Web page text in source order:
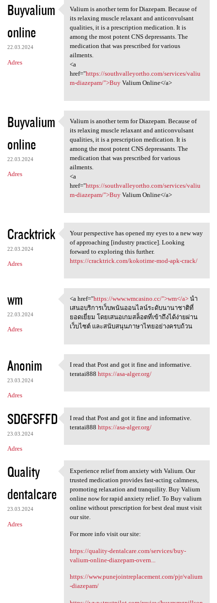
a
z
e
Buyvalium
online
22.03.2024
Adres
Valium is another term for
Valium is another term for Diazepam. Because of
its relaxing muscle relaxant and anticonvulsant
qualities, it is a prescription medication. It is
among the most potent CNS depressants. The
medication that was prescribed for various
ailments.
<a
href="https://southvalleyortho.com/services/valiu
m-diazepam/">BuyValium Online</a>
Buyvalium
online
22.03.2024
Adres
Valium is another term for
Valium is another term for Diazepam. Because of
its relaxing muscle relaxant and anticonvulsant
qualities, it is a prescription medication. It is
among the most potent CNS depressants. The
medication that was prescribed for various
ailments.
<a
href="https://southvalleyortho.com/services/valiu
m-diazepam/">BuyValium Online</a>
Cracktrick
22.03.2024
Adres
Your perspective has opened
Your perspective has opened my eyes to a new way
of approaching [industry practice]. Looking
forward to exploring this further.
https://cracktrick.com/kokotime-mod-apk-crack/
wm
22.03.2024
Adres
<a href="https://www.wmcasino
<a href="https://www.wmcasino.cc/">wm</a>นำ
เสนอบริการเว็บพนันออนไลน์ระดับนานาชาติที่
ยอดเยี่ยม โดยเสนอเกมสล็อตที่เข้าถึงได้ง่ายผ่าน
เว็บไซต์ และสนับสนุนภาษาไทยอย่างครบถ้วน
Anonim
23.03.2024
Adres
I read that Post and got it
I read that Post and got it fine and informative.
teratai888 https://asa-alger.org/
SDGFSFFD
23.03.2024
Adres
I read that Post and got it
I read that Post and got it fine and informative.
teratai888 https://asa-alger.org/
Quality
dentalcare
23.03.2024
Adres
Experience relief from
Experience relief from anxiety with Valium. Our
trusted medication provides fast-acting calmness,
promoting relaxation and tranquility. Buy Valium
online now for rapid anxiety relief. To Buy valium
online without prescription for best deal must visit
our site.
For more info visit our site:
https://quality-dentalcare.com/services/buy-
valium-online-diazepam-overn...
https://www.punejointreplacement.com/pjr/valium
-diazepam/